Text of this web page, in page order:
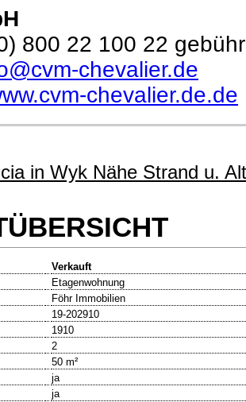
800 22 100 22
chevalier.de
chevalier.de.de
in Wyk Nähe Strand u.
Verkauft
Etagenwohnung
Föhr Immobilien
19-202910
1910
2
50 m²
ja
ja